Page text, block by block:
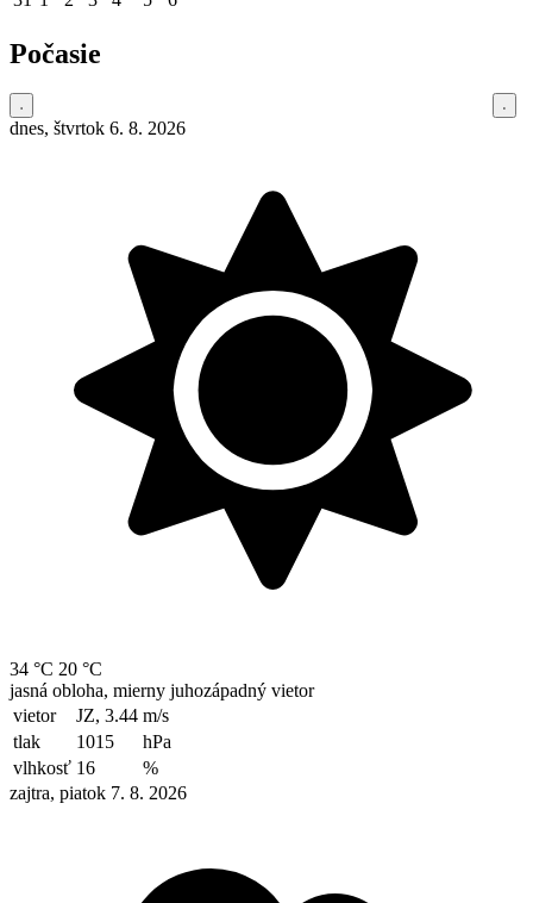
Počasie
dnes, štvrtok 6. 8. 2026
34 °C 20 °C
jasná obloha, mierny juhozápadný vietor
vietor
JZ, 3.44 m/s
tlak
1015
hPa
vlhkosť 16
%
zajtra, piatok 7. 8. 2026